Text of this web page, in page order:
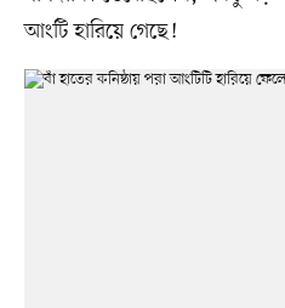
আংটি হারিয়ে গেছে!